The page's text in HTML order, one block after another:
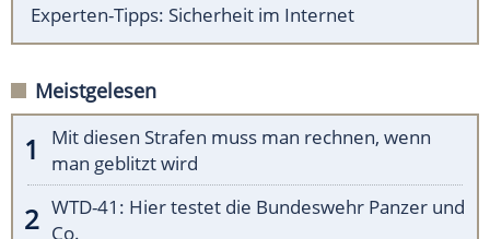
Experten-Tipps: Sicherheit im Internet
Meistgelesen
Mit diesen Strafen muss man rechnen, wenn
man geblitzt wird
WTD-41: Hier testet die Bundeswehr Panzer und
Co.